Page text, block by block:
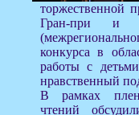
торжественной
Гран-при и
конкурса в
работы с
нравственный
В рамках
чтений